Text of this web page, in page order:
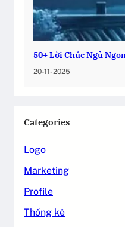
50+ Lời Chúc Ngủ
20-11-2025
Categories
Logo
Marketing
Profile
Thống kê